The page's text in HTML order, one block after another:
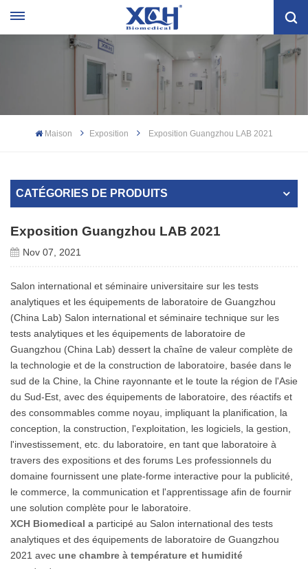
Maison Exposition Exposition Guangzhou LAB 2021
CATÉGORIES DE PRODUITS
Exposition Guangzhou LAB 2021
Nov 07, 2021
Salon international et séminaire universitaire sur les tests
analytiques et les équipements de laboratoire de Guangzhou
(China Lab) Salon international et séminaire technique sur les
tests analytiques et les équipements de laboratoire de
Guangzhou (China Lab) dessert la chaîne de valeur complète de
la technologie et de la construction de laboratoire, basée dans le
sud de la Chine, la Chine rayonnante et le toute la région de l'Asie
du Sud-Est, avec des équipements de laboratoire, des réactifs et
des consommables comme noyau, impliquant la planification, la
conception, la construction, l'exploitation, les logiciels, la gestion,
l'investissement, etc. du laboratoire, en tant que laboratoire à
travers des expositions et des forums Les professionnels du
domaine fournissent une plate-forme interactive pour la publicité,
le commerce, la communication et l'apprentissage afin de fournir
une solution complète pour le laboratoire.
XCH Biomedical a participé au Salon international des tests
analytiques et des équipements de laboratoire de Guangzhou
2021 avec une chambre à température et humidité